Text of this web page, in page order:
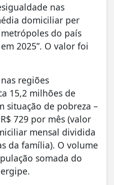
nas
domiciliar per
do país
2025”. O valor foi
regiões
15,2 milhões de
situação de pobreza –
729 por mês (valor
mensal dividida
da família). O volume
somada do